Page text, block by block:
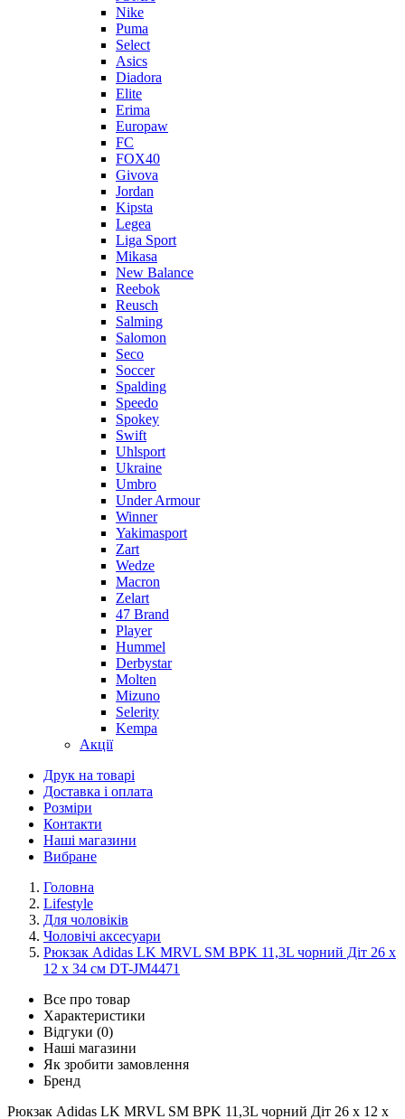
Nike
Puma
Select
Asics
Diadora
Elite
Erima
Europaw
FC
FOX40
Givova
Jordan
Kipsta
Legea
Liga Sport
Mikasa
New Balance
Reebok
Reusch
Salming
Salomon
Seco
Soccer
Spalding
Speedo
Spokey
Swift
Uhlsport
Ukraine
Umbro
Under Armour
Winner
Yakimasport
Zart
Wedze
Macron
Zelart
47 Brand
Player
Hummel
Derbystar
Molten
Mizuno
Selerity
Kempa
Акції
Друк на товарі
Доставка і оплата
Розміри
Контакти
Наші магазини
Вибране
Головна
Lifestyle
Для чоловіків
Чоловічі аксесуари
Рюкзак Adidas LK MRVL SM BPK 11,3L чорний Діт 26 x
12 x 34 см DT-JM4471
Все про товар
Характеристики
Відгуки (0)
Наші магазини
Як зробити замовлення
Бренд
Рюкзак Adidas LK MRVL SM BPK 11,3L чорний Діт 26 x 12 x